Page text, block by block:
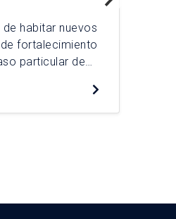
habitar nuevos
fortalecimiento
particular de
ocupados por